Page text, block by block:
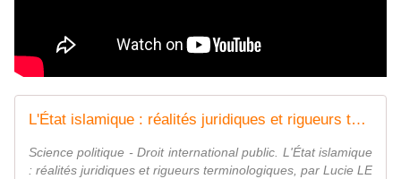
L'État islamique : réalités juridiques et rigueurs terminologiques
Science politique - Droit international public. L'État islamique
: réalités juridiques et rigueurs terminologiques, par Lucie LE